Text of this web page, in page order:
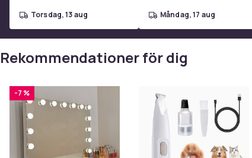
torsdag, 13 aug måndag, 17 aug
Rekommendationer för dig
-7 %